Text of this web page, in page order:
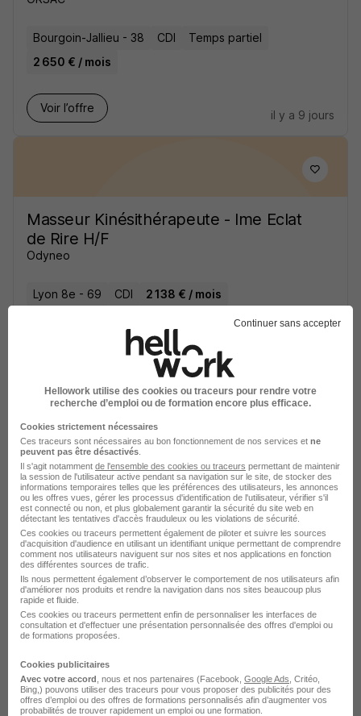
Bourgoin-Jallieu - 38 CDI
Temps partiel
2 650 € / mois
Voir l’offre
il y a 9 jours
Masseur Kinésithérapeute - Ime Eclat
de Rire H/F
Odyneo
Lyon 8e - 69 CDI 2 138 € / mois
Kinésithérapeute - Mi-Temps H/F
Domusvi
Marcy-l'Étoile - 69 CDI
Temps partiel
1 850 - 1 900 € / mois
Voir l’offre
il y a 14 jours
Masseur-Kinésithérapeute H/F
Médipôle Hôpital Mutualiste
Continuer sans accepter
Hellowork utilise des cookies ou traceurs pour rendre votre
recherche d’emploi ou de formation encore plus efficace.
Cookies strictement nécessaires
Ces traceurs sont nécessaires au bon fonctionnement de nos services et ne
peuvent pas être désactivés
Il s'agit notamment de l'ensemble des cookies ou traceurs permettant de maintenir
la session de l'utilisateur active pendant sa navigation sur le site, de stocker des
informations temporaires telles que les préférences des utilisateurs, les annonces
ou les offres vues, gérer les processus d'identification de l'utilisateur, vérifier s'il
est connecté ou non, et plus globalement garantir la sécurité du site web en
détectant les tentatives d'accès frauduleux ou les violations de sécurité.
Ces cookies ou traceurs permettent également de piloter et suivre les sources
d'acquisition d'audience en utilisant un identifiant unique permettant de comprendre
comment nos utilisateurs naviguent sur nos sites et nos applications en fonction
des différentes sources de trafic.
Ils nous permettent également d’observer le comportement de nos utilisateurs afin
d'améliorer nos produits et rendre la navigation dans nos sites beaucoup plus
rapide et fluide.
Ces cookies ou traceurs permettent enfin de personnaliser les interfaces de
consultation et d'effectuer une présentation personnalisée des offres d'emploi ou
de formations proposées.
Cookies publicitaires
Avec votre accord , nous et nos partenaires (Facebook, Google Ads , Critéo,
Bing,) pouvons utiliser des traceurs pour vous proposer des publicités pour des
offres d’emploi ou des offres de formations personnalisés afin d’augmenter vos
probabilités de trouver rapidement un emploi ou une formation.